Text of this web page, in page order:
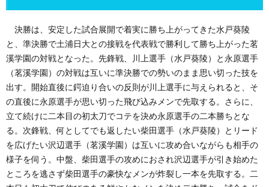
決勝は、安定した試合展開で着実に勝ち上がってきた水戸葵陵
と、準決勝で土浦日大との接戦を代表戦で勝利して勝ち上がった茗
溪学園の対戦となった。先鋒戦、川上選手（水戸葵陵）と永原選手
（茗溪学園）の対戦は互いに準決勝での勢いのまま思い切った技を
出す。開始直後に鍔迫り合いの反則が川上選手に与えられると、そ
の直後に永原選手が思い切った飛び込みメンで先取する。さらに、
立て続けに二本目の初太刀でコテを決め永原選手の二本勝ちとな
る。次鋒戦、何としてでも返したい柴田選手（水戸葵陵）とリード
を広げたい沢辺選手（茗溪学園）は互いに攻め合いながらも相手の
様子を伺う。中盤、柴田選手の攻めにおされ沢辺選手が引き始めた
ところを逃さず柴田選手の豪快なメンが炸裂し一本を先取する。二